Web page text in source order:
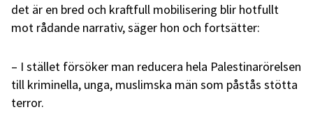
det är en bred och kraftfull mobilisering blir hotfullt
mot rådande narrativ, säger hon och fortsätter:
– I stället försöker man reducera hela Palestinarörelsen
till kriminella, unga, muslimska män som påstås stötta
terror.